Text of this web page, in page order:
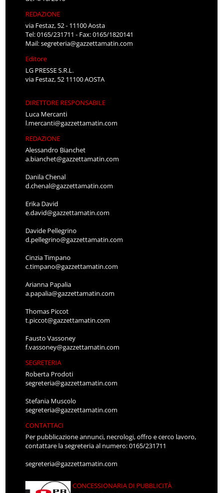
REDAZIONE
via Festaz, 52 - 11100 Aosta
Tel: 0165/231711 - Fax: 0165/1820141
Mail:segreteria@gazzettamatin.com
Editore
LG PRESSE S.R.L.
via Festaz, 52 11100 AOSTA
DIRETTORE RESPONSABILE
Luca Mercanti
l.mercanti@gazzettamatin.com
REDAZIONE
Alessandro Bianchet
a.bianchet@gazzettamatin.com
Danila Chenal
d.chenal@gazzettamatin.com
Erika David
e.david@gazzettamatin.com
Davide Pellegrino
d.pellegrino@gazzettamatin.com
Cinzia Timpano
c.timpano@gazzettamatin.com
Arianna Papalia
a.papalia@gazzettamatin.com
Thomas Piccot
t.piccot@gazzettamatin.com
Fausto Vassoney
f.vassoney@gazzettamatin.com
SEGRETERIA
Roberta Prodoti
segreteria@gazzettamatin.com
Stefania Muscolo
segreteria@gazzettamatin.com
CONTATTACI
Per pubblicazione annunci, necrologi, offro e cerco lavoro,
contattare la segreteria al numero: 0165/231711
segreteria@gazzettamatin.com
CONCESSIONARIA DI PUBBLICITÀ